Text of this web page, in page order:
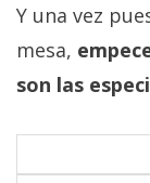
Y una vez
mesa,
son las